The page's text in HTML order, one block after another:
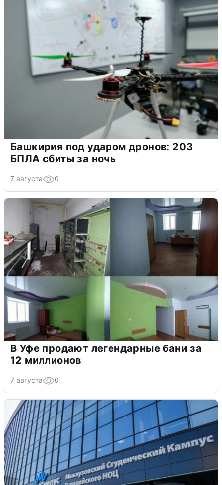
Башкирия под ударом дронов: 203
БПЛА сбиты за ночь
7 августа 0
В Уфе продают легендарные бани за
12 миллионов
7 августа 0